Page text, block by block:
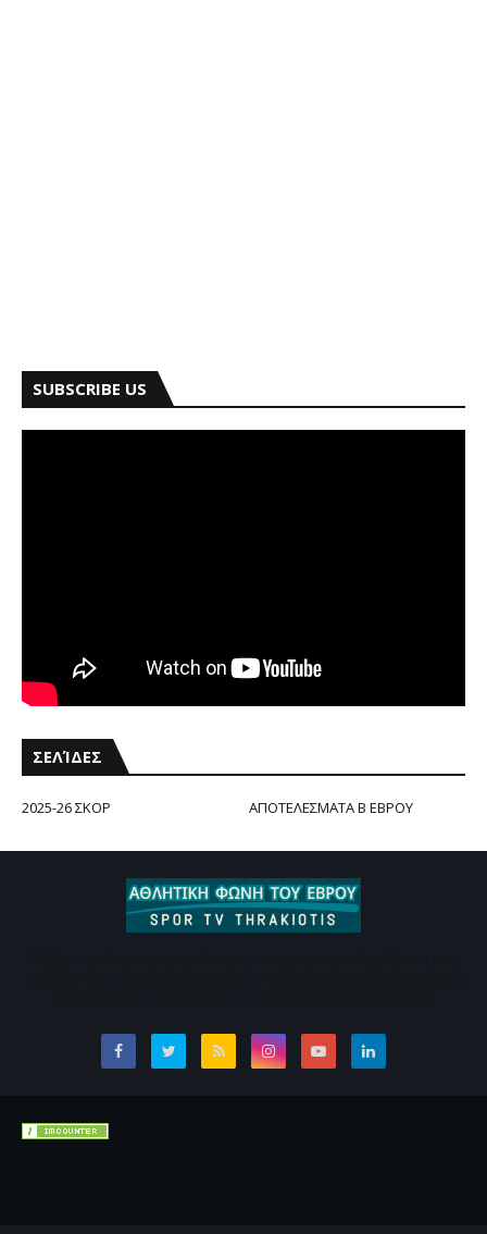
SUBSCRIBE US
ΣΕΛΊΔΕΣ
2025-26 ΣΚΟΡ ΑΠΟΤΕΛΕΣΜΑΤΑ Β ΕΒΡΟΥ